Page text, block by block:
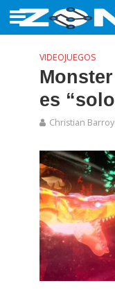
VIDEOJUEGOS
es
Christian